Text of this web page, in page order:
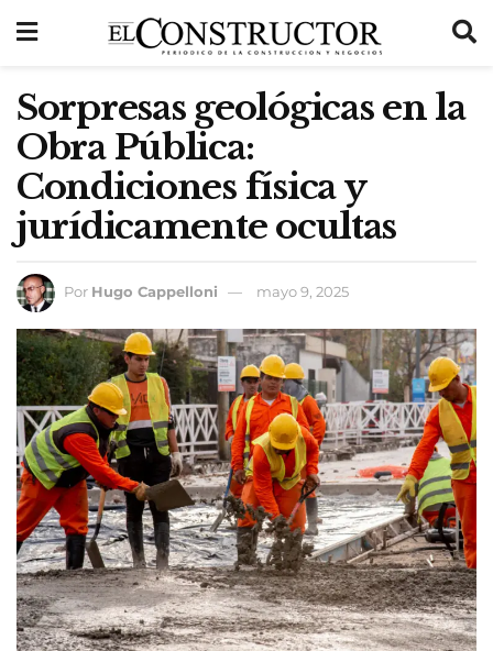
Sorpresas geológicas en la
Obra Pública:
Condiciones física y
jurídicamente ocultas
Por Hugo Cappelloni mayo 9, 2025